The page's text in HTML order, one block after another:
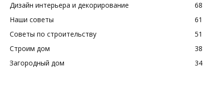
Дизайн интерьера и декорирование
68
Наши советы
61
Советы по строительству
51
Строим дом
38
Загородный дом
34